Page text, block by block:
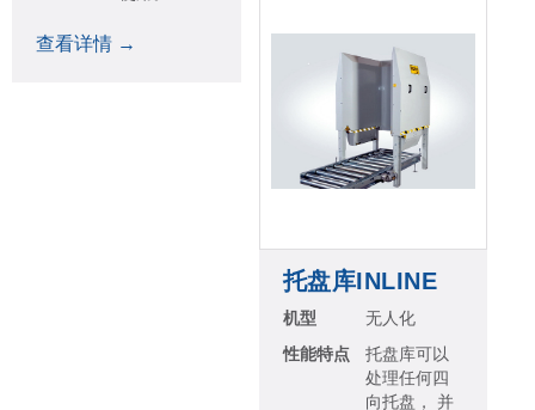
查看详情 →
托盘库INLINE
机型
无人化
性能特点
托盘库可以
处理任何四
向托盘， 并